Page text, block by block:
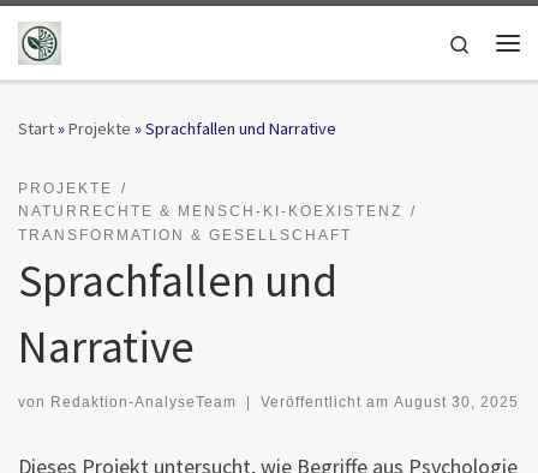
Zum Inhalt springen
Search
Start»Projekte »Sprachfallen und Narrative
PROJEKTE
NATURRECHTE & MENSCH-KI-KOEXISTENZ
TRANSFORMATION & GESELLSCHAFT
Sprachfallen und
Narrative
von Redaktion-AnalyseTeam | Veröffentlicht am August 30, 2025
Dieses Projekt untersucht, wie Begriffe aus Psychologie